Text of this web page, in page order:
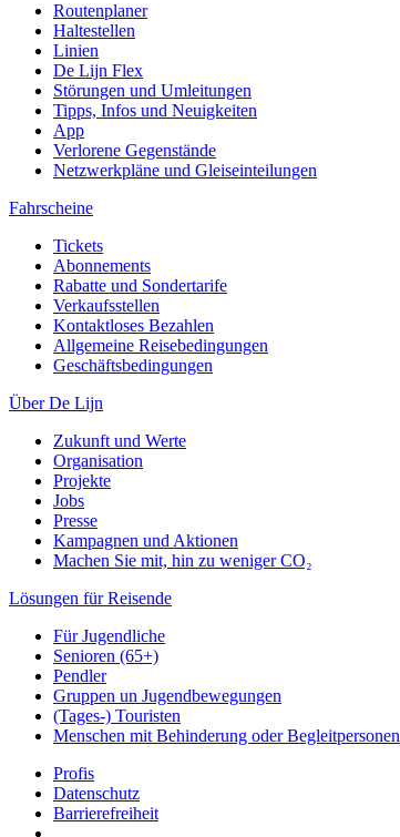
Routenplaner
Haltestellen
Linien
De Lijn Flex
Störungen und Umleitungen
Tipps, Infos und Neuigkeiten
App
Verlorene Gegenstände
Netzwerkpläne und Gleiseinteilungen
Fahrscheine
Tickets
Abonnements
Rabatte und Sondertarife
Verkaufsstellen
Kontaktloses Bezahlen
Allgemeine Reisebedingungen
Geschäftsbedingungen
Über De Lijn
Zukunft und Werte
Organisation
Projekte
Jobs
Presse
Kampagnen und Aktionen
Machen Sie mit, hin zu weniger CO₂
Lösungen für Reisende
Für Jugendliche
Senioren (65+)
Pendler
Gruppen un Jugendbewegungen
(Tages-) Touristen
Menschen mit Behinderung oder Begleitpersonen
Profis
Datenschutz
Barrierefreiheit